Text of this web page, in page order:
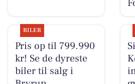
BILER
Pris op til 799.990
kr! Se de dyreste
biler til salg i